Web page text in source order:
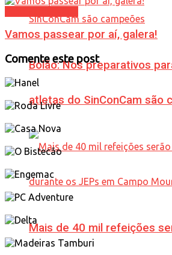
Bolão: Nos preparativos
atletas do SinConCam são
Mais de 40 mil refeições
Vamos passear por aí, galera!
Comente este post